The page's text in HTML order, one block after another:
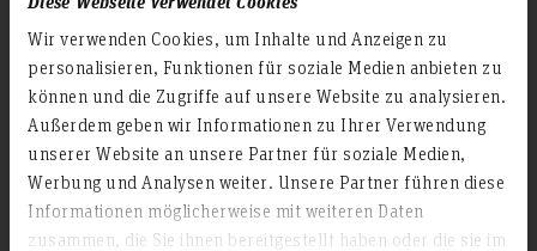
Wir verwenden Cookies, um Inhalte und Anzeigen zu
personalisieren, Funktionen für soziale Medien anbieten zu
können und die Zugriffe auf unsere Website zu analysieren.
Außerdem geben wir Informationen zu Ihrer Verwendung
unserer Website an unsere Partner für soziale Medien,
Werbung und Analysen weiter. Unsere Partner führen diese
Informationen möglicherweise mit weiteren Daten
zusammen, die Sie ihnen bereitgestellt haben oder die sie im
Bibliothek
Campusmanagement
Datenschutz
Finanzmanagement
Forschung und Entwicklung
Gebäudemanagement
Geschäftsstelle Präsidium